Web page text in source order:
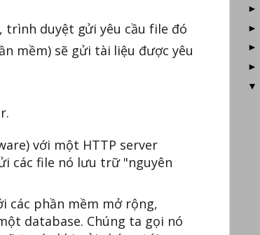
duyệt gửi yêu cầu file đó
mềm) sẽ gửi tài liệu được yêu
với một HTTP server
các file nó lưu trữ "nguyên
các phần mềm mở rộng,
database. Chúng ta gọi nó
►
►
►
►
▼